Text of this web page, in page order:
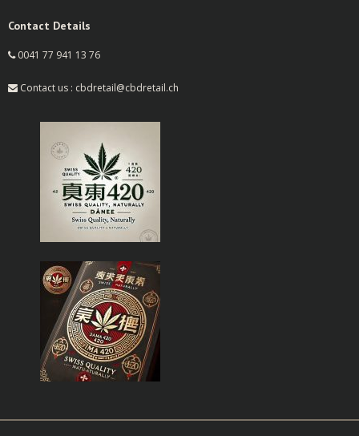
Contact Details
0041 77 941 13 76
Contact us : cbdretail@cbdretail.ch